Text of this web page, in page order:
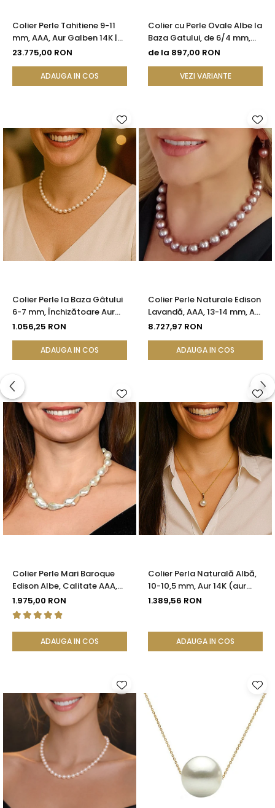
Colier Perle Tahitiene 9-11
mm, AAA, Aur Galben 14K |
KASKADDA®
23.775,00 RON
ADAUGA IN COS
Colier cu Perle Ovale Albe la
Baza Gatului, de 6/4 mm,
Calitate AAA, Aur 14K |
de la 897,00 RON
VEZI VARIANTE
Colier Perle la Baza Gâtului
6-7 mm, Închizătoare Aur
14K | KASKADDA®
1.056,25 RON
ADAUGA IN COS
Colier Perle Naturale Edison
Lavandă, AAA, 13-14 mm, Aur
Alb 14K | KASKADDA®
8.727,97 RON
ADAUGA IN COS
Colier Perle Mari Baroque
Edison Albe, Calitate AAA,
Aur 14K | KASKADDA®
1.975,00 RON
ADAUGA IN COS
Colier Perla Naturală Albă,
10-10,5 mm, Aur 14K (aur
585) | KASKADDA®
1.389,56 RON
ADAUGA IN COS